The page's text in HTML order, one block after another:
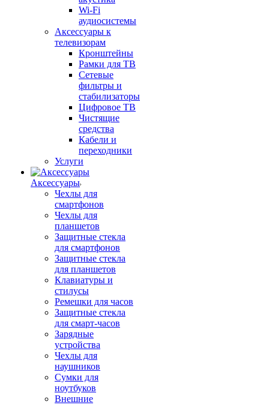
Wi-Fi
аудиосистемы
Аксессуары к
телевизорам
Кронштейны
Рамки для ТВ
Сетевые
фильтры и
стабилизаторы
Цифровое ТВ
Чистящие
средства
Кабели и
переходники
Услуги
Аксессуары
Чехлы для
смартфонов
Чехлы для
планшетов
Защитные стекла
для смартфонов
Защитные стекла
для планшетов
Клавиатуры и
стилусы
Ремешки для часов
Защитные стекла
для смарт-часов
Зарядные
устройства
Чехлы для
наушников
Сумки для
ноутбуков
Внешние